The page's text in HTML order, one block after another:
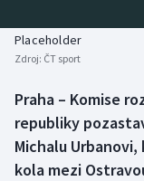
Biatlon
Box
Curling
Aplikace ČT sport
Placeholder
Zdroj: ČT sport
Praha – Komise
republiky
Michalu
kola mezi